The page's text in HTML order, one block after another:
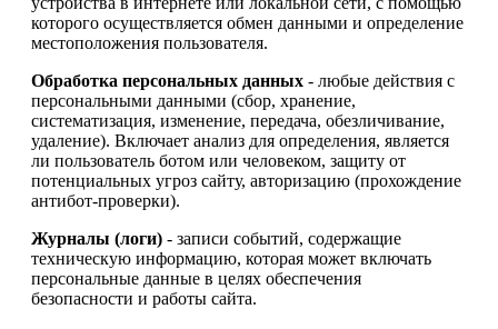
которого осуществляется обмен данными и определение
местоположения пользователя.
Обработка персональных данных - любые действия с
персональными данными (сбор, хранение,
систематизация, изменение, передача, обезличивание,
удаление). Включает анализ для определения, является
ли пользователь ботом или человеком, защиту от
потенциальных угроз сайту, авторизацию (прохождение
антибот-проверки).
Журналы (логи) - записи событий, содержащие
техническую информацию, которая может включать
персональные данные в целях обеспечения
безопасности и работы сайта.